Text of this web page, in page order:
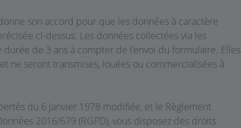
son accord pour que les données à caractère
ci-dessus. Les données collectées via les
de 3 ans à compter de l’envoi du formulaire. Elles
ne seront transmises, louées ou commercialisées à
du 6 janvier 1978 modifiée, et le Règlement
2016/679 (RGPD), vous disposez des droits